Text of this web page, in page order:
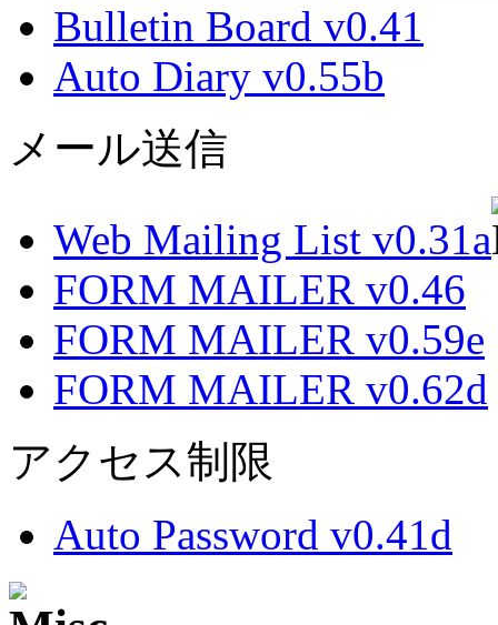
Bulletin Board v0.41
Auto Diary v0.55b
メール送信
Web Mailing List v0.31a
FORM MAILER v0.46
FORM MAILER v0.59e
FORM MAILER v0.62d
アクセス制限
Auto Password v0.41d